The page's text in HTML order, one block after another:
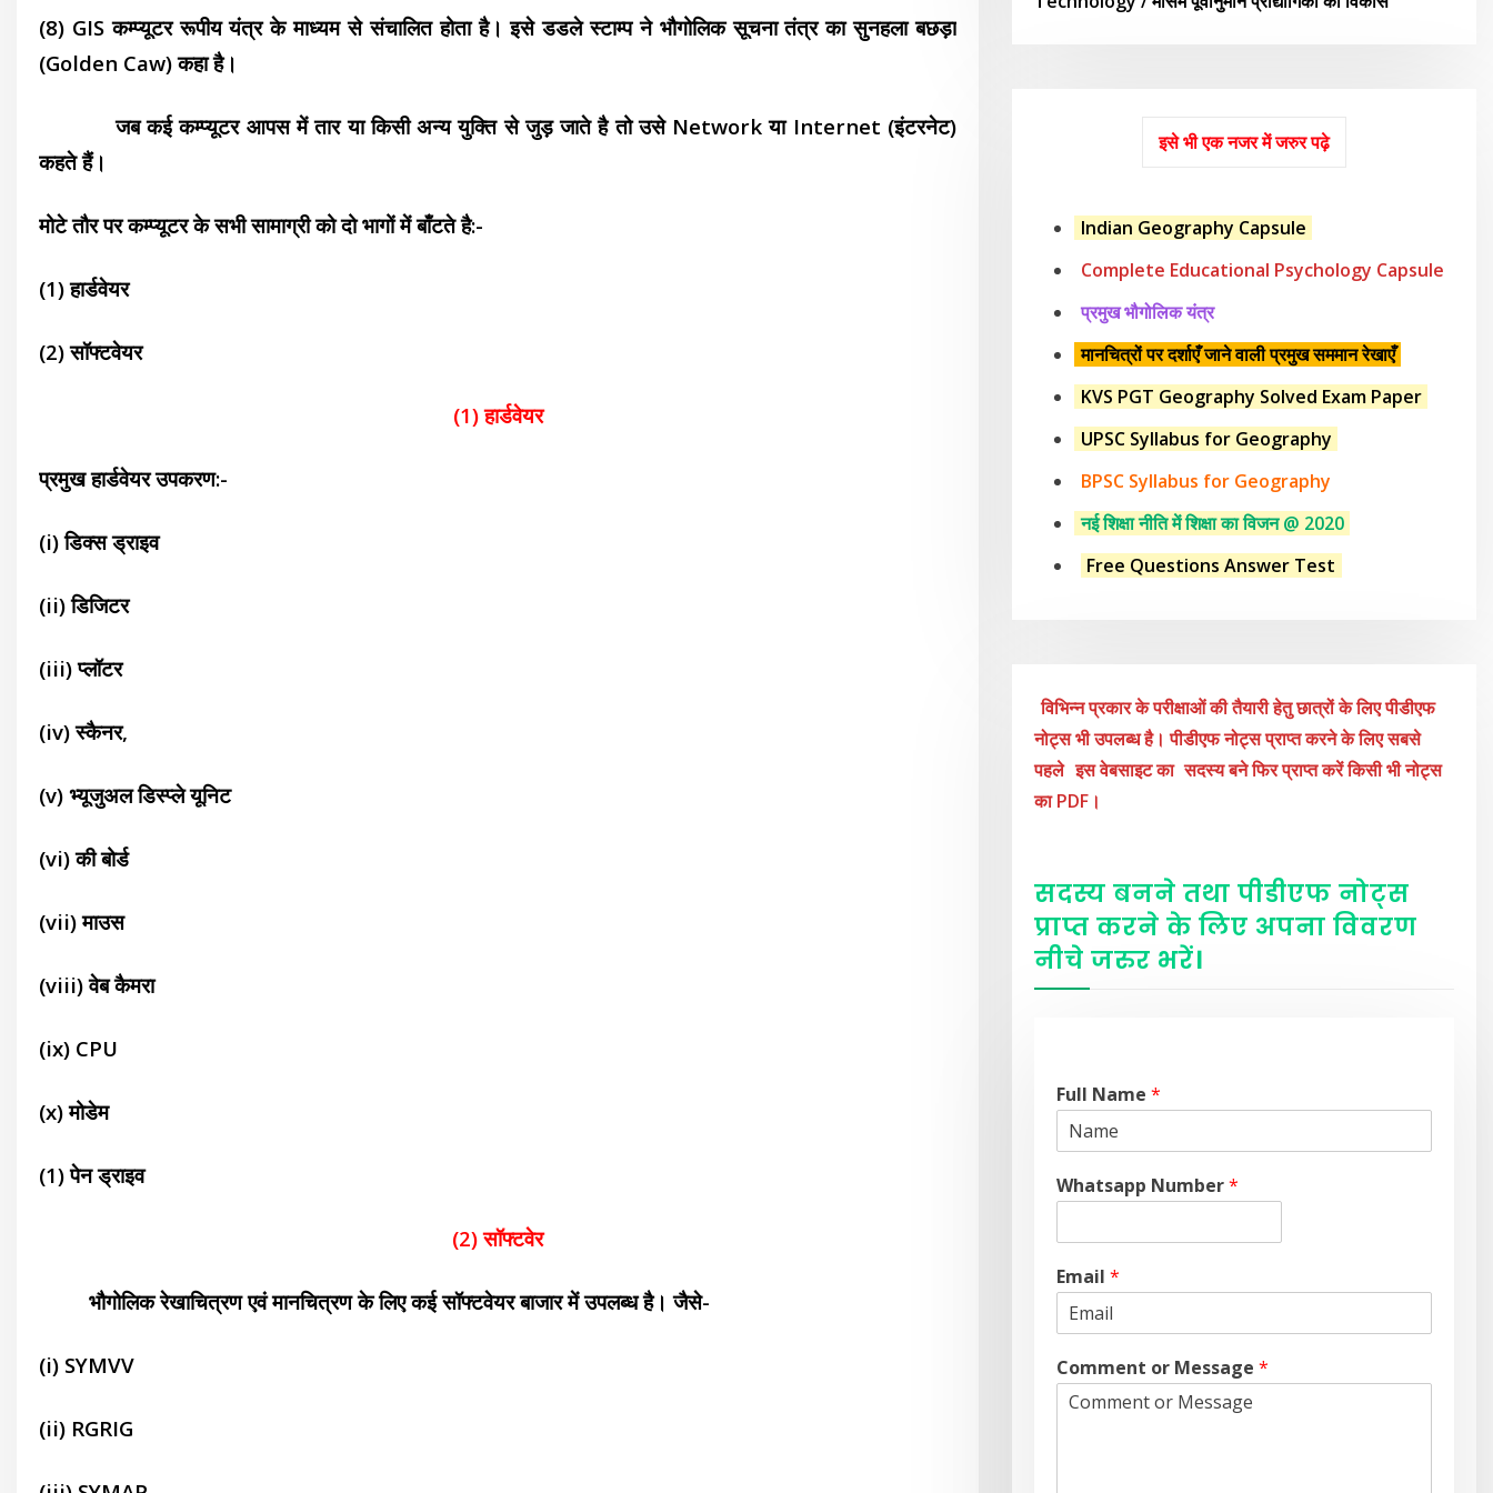
(8) GIS कम्प्यूटर रूपीय यंत्र के माध्यमसे संचालित होता है। इसे डडले स्टाम्प ने भौगोलिक सूचना तंत्रका सुनहला बछड़ा
(Golden Caw) कहाहै।
जब कई कम्प्यूटर आपस में तार याकिसी अन्य युक्ति से जुड़ जाते है तो उसे Network या Internet (इंटरनेट)
कहते हैं।
मोटे तौर पर कम्प्यूटर के सभी सामाग्री को दो भागों में बाँटते है:-
(1) हार्डवेयर
(2) सॉफ्टवेयर
(1) हार्डवेयर
प्रमुख हार्डवेयर उपकरण:-
(i) डिक्स ड्राइव
(ii) डिजिटर
(iii) प्लॉटर
(iv) स्कैनर,
(v) भ्यूजुअल डिस्प्ले यूनिट
(vi) की बोर्ड
(vii) माउस
(viii) वेब कैमरा
(ix) CPU
(x) मोडेम
(1) पेन ड्राइव
(2) सॉफ्टवेर
भौगोलिक रेखाचित्रण एवं मानचित्रण के लिए कई सॉफ्टवेयर बाजार में उपलब्ध है। जैसे-
(i) SYMVV
(ii) RGRIG
इसे भी एक नजर में जरुर पढ़े
Indian Geography Capsule
Complete Educational Psychology Capsule
प्रमुख भौगोलिक यंत्र
मानचित्रों पर दर्शाएँ जाने वाली प्रमुख सममान रेखाएँ
KVS PGT Geography Solved Exam Paper
UPSC Syllabus for Geography
BPSC Syllabus for Geography
नई शिक्षा नीति में शिक्षा का विजन @ 2020
Free Questions Answer Test
विभिन्न प्रकार के परीक्षाओं की तैयारी हेतु छात्रों के लिए पीडीएफ
नोट्स भी उपलब्ध है। पीडीएफ नोट्स प्राप्त करने के लिए सबसे
पहले इस वेबसाइट का सदस्य बने फिर प्राप्त करें किसी भी नोट्स
का PDF।
सदस्य बनने तथा पीडीएफ नोट्स
प्राप्त करने के लिए अपना विवरण
नीचे जरुर भरें।
Full Name *
Whatsapp Number*
Email *
Comment or Message *